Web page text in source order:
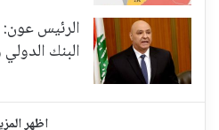
الرئيس عون:
البنك
اظهر